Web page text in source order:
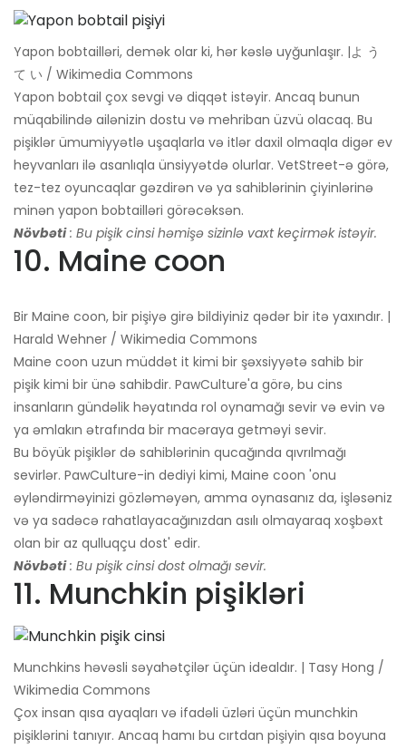
Yapon bobtailləri, demək olar ki, hər kəslə uyğunlaşır. |よ う
て い / Wikimedia Commons
Yapon bobtail çox sevgi və diqqət istəyir. Ancaq bunun
müqabilində ailənizin dostu və mehriban üzvü olacaq. Bu
pişiklər ümumiyyətlə uşaqlarla və itlər daxil olmaqla digər ev
heyvanları ilə asanlıqla ünsiyyətdə olurlar. VetStreet-ə görə,
tez-tez oyuncaqlar gəzdirən və ya sahiblərinin çiyinlərinə
minən yapon bobtailləri görəcəksən.
Növbəti: Bu pişik cinsi həmişə sizinlə vaxt keçirmək istəyir.
10. Maine coon
Bir Maine coon, bir pişiyə girə bildiyiniz qədər bir itə yaxındır. |
Harald Wehner / Wikimedia Commons
Maine coon uzun müddət it kimi bir şəxsiyyətə sahib bir
pişik kimi bir ünə sahibdir. PawCulture'a görə, bu cins
insanların gündəlik həyatında rol oynamağı sevir və evin və
ya əmlakın ətrafında bir macəraya getməyi sevir.
Bu böyük pişiklər də sahiblərinin qucağında qıvrılmağı
sevirlər. PawCulture-in dediyi kimi, Maine coon 'onu
əyləndirməyinizi gözləməyən, amma oynasanız da, işləsəniz
və ya sadəcə rahatlayacağınızdan asılı olmayaraq xoşbəxt
olan bir az qulluqçu dost' edir.
Növbəti: Bu pişik cinsi dost olmağı sevir.
11. Munchkin pişikləri
Munchkins həvəsli səyahətçilər üçün idealdır. | Tasy Hong /
Wikimedia Commons
Çox insan qısa ayaqları və ifadəli üzləri üçün munchkin
pişiklərini tanıyır. Ancaq hamı bu cırtdan pişiyin qısa boyuna